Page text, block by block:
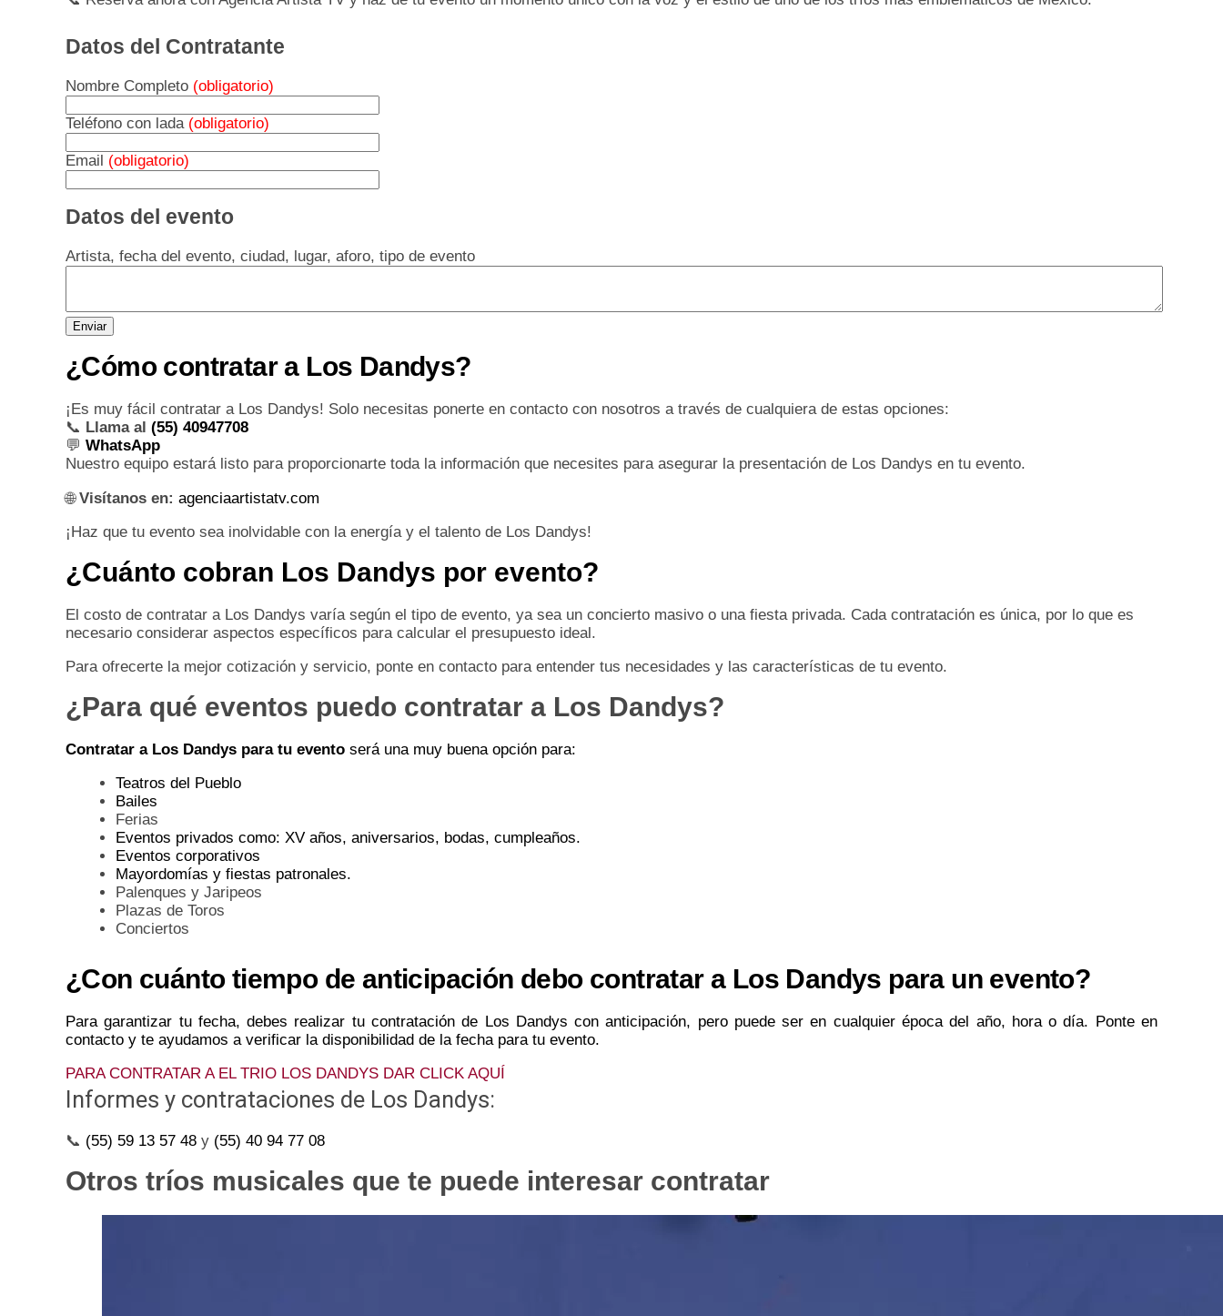
Datos del Contratante
Nombre Completo (obligatorio)
Teléfono con lada (obligatorio)
Email (obligatorio)
Datos del evento
Artista, fecha del evento, ciudad, lugar, aforo, tipo de evento
¿Cómo contratar a Los Dandys?
¡Es muy fácil contratar a Los Dandys! Solo necesitas ponerte en contacto con nosotros a través de cualquiera de estas opciones:
📞 Llama al (55) 40947708
💬 WhatsApp
Nuestro equipo estará listo para proporcionarte toda la información que necesites para asegurar la presentación de Los Dandys en tu evento.
🌐Visítanos en: agenciaartistatv.com
¡Haz que tu evento sea inolvidable con la energía y el talento de Los Dandys!
¿Cuánto cobran Los Dandys por evento?
El costo de contratar a Los Dandys varía según el tipo de evento, ya sea un concierto masivo o una fiesta privada. Cada contratación es única, por lo que es
necesario considerar aspectos específicos para calcular el presupuesto ideal.
Para ofrecerte la mejor cotización y servicio, ponte en contacto para entender tus necesidades y las características de tu evento.
¿Para qué eventos puedo contratar a Los Dandys?
Contratar a Los Dandys para tu evento será una muy buena opción para:
Teatros del Pueblo
Bailes
Ferias
Eventos privados como: XV años, aniversarios, bodas, cumpleaños.
Eventos corporativos
Mayordomías y fiestas patronales.
Palenques y Jaripeos
Plazas de Toros
Conciertos
¿Con cuánto tiempo de anticipación debo contratar a Los Dandys para un evento?
Para garantizar tu fecha, debes realizar tu contratación de Los Dandys con anticipación, pero puede ser en cualquier época del año, hora o día. Ponte en
contacto y te ayudamos a verificar la disponibilidad de la fecha para tu evento.
PARA CONTRATAR A EL TRIO LOS DANDYS DAR CLICK AQUÍ
Informes y contrataciones de Los Dandys:
📞 (55) 59 13 57 48 y (55) 40 94 77 08
Otros tríos musicales que te puede interesar contratar